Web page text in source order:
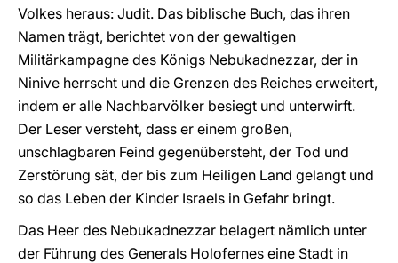
Volkes heraus: Judit. Das biblische Buch, das ihren
Namen trägt, berichtet von der gewaltigen
Militärkampagne des Königs Nebukadnezzar, der in
Ninive herrscht und die Grenzen des Reiches erweitert,
indem er alle Nachbarvölker besiegt und unterwirft.
Der Leser versteht, dass er einem großen,
unschlagbaren Feind gegenübersteht, der Tod und
Zerstörung sät, der bis zum Heiligen Land gelangt und
so das Leben der Kinder Israels in Gefahr bringt.
Das Heer des Nebukadnezzar belagert nämlich unter
der Führung des Generals Holofernes eine Stadt in